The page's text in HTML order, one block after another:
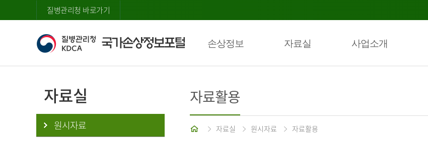
질병관리청 바로가기
손상정보 자료실 사업소개
자료실
원시자료
자료활용
홈 자료실 원시자료 자료활용